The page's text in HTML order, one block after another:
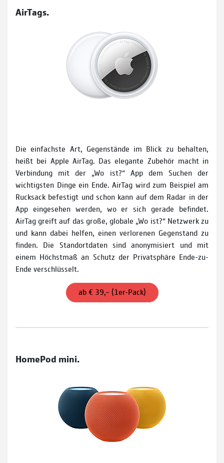
AirTags.
Die einfachste Art, Gegenstände im Blick zu behalten,
heißt bei Apple AirTag. Das elegante Zubehör macht in
Verbindung mit der „Wo ist?“ App dem Suchen der
wichtigsten Dinge ein Ende. AirTag wird zum Beispiel am
Rucksack befestigt und schon kann auf dem Radar in der
App eingesehen werden, wo er sich gerade befindet.
AirTag greift auf das große, globale „Wo ist?“ Netzwerk zu
und kann dabei helfen, einen verlorenen Gegenstand zu
finden. Die Standortdaten sind anonymisiert und mit
einem Höchstmaß an Schutz der Privatsphäre Ende-zu-
Ende verschlüsselt.
ab € 39,– (1er-Pack)
HomePod mini.